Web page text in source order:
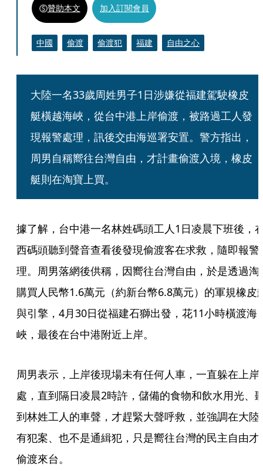
贊助本文 加入訂閱會員
中國 偷渡 偷渡犯 福建 自由之心
大陸一名33歲周姓男子1日涉嫌從福建駕駛橡皮
艇橫越海峽，從台中港上岸偷渡，被路過工人發
現報警處理，訊後交由海巡署安置。警方指出，
周男自稱嚮往台灣自由，才計畫偷渡入境，橡皮
艇則在淘寶上買。
據了解，台中港一名林姓碼頭工人1日凌晨下班後，
西碼頭聽到聲音查看後發現偷渡客在求救，隨即報警
理。周男落網後供稱，因嚮往台灣自由，於是透過淘
購買人民幣1.6萬元（約新台幣6.8萬元）的軍規橡皮
與引擎，4月30日從福建石獅出發，花11小時橫渡海
峽，最後在台中港附近上岸。
周男表示，上岸後現場未有任何人車，一直躲在上岸
處，直到隔日凌晨2時許，儲備的食物和飲水用光、
到林姓工人的車聲，才趕緊大聲呼救，並強調在大陸
有犯案、也不是通緝犯，只是嚮往台灣的民主自由才
偷渡來台。